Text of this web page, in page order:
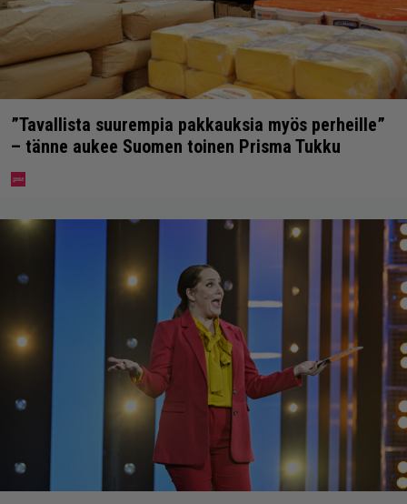
”Tavallista suurempia pakkauksia myös perheille”
– tänne aukee Suomen toinen Prisma Tukku